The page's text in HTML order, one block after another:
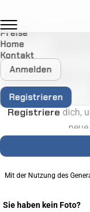
Inhalt
springen
Preise
Home
Kontakt
Anmelden
Registrieren
Bilder
Hochskalieren.de –
Registriere dich,
Mit der Nutzung des
Sie haben kein Foto?